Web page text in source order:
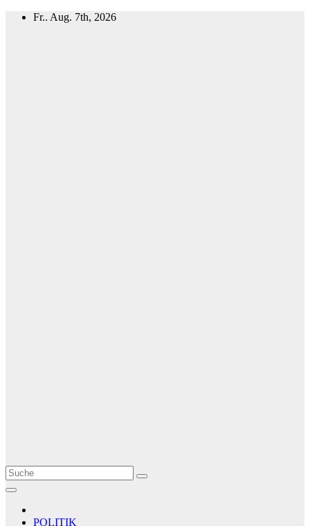
Zum
Fr.. Aug. 7th, 2026
Le Matin
AGENCE DE PRESSE
POLITIK